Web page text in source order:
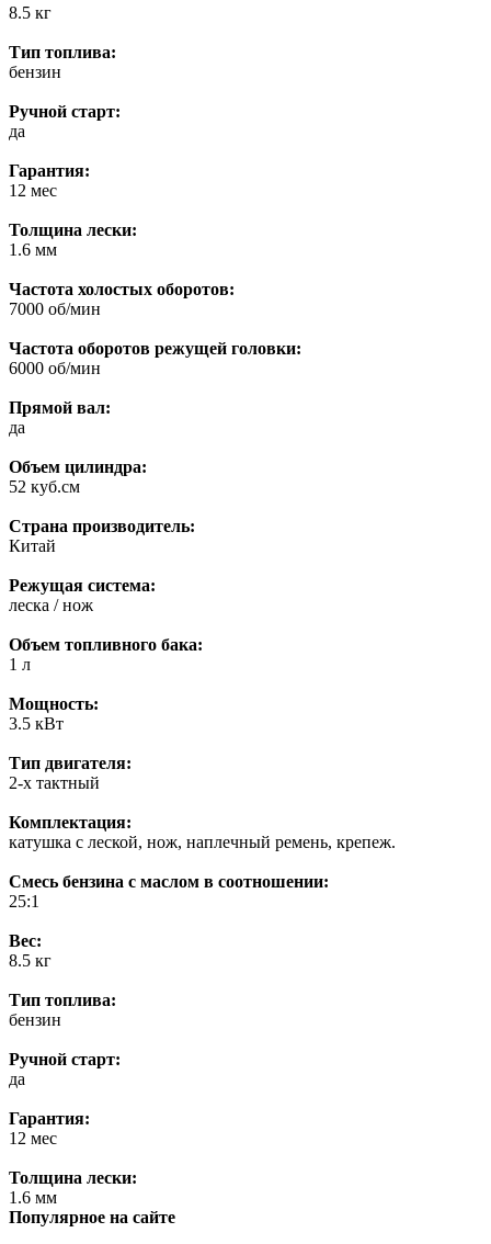
8.5 кг
Тип топлива:
бензин
Ручной старт:
да
Гарантия:
12 мес
Толщина лески:
1.6 мм
Частота холостых оборотов:
7000 об/мин
Частота оборотов режущей головки:
6000 об/мин
Прямой вал:
да
Объем цилиндра:
52 куб.см
Страна производитель:
Китай
Режущая система:
леска / нож
Объем топливного бака:
1 л
Мощность:
3.5 кВт
Тип двигателя:
2-х тактный
Комплектация:
катушка с леской, нож, наплечный ремень, крепеж.
Смесь бензина с маслом в соотношении:
25:1
Вес:
8.5 кг
Тип топлива:
бензин
Ручной старт:
да
Гарантия:
12 мес
Толщина лески:
1.6 мм
Популярное на сайте